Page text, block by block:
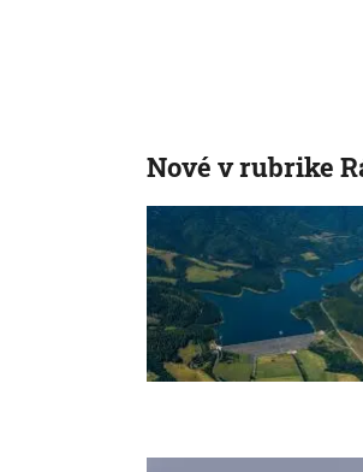
Nové v rubrike